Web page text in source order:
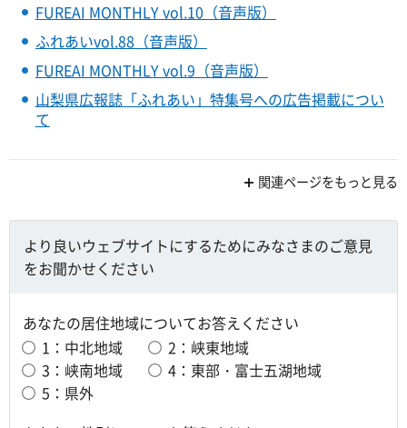
FUREAI MONTHLY vol.10（音声版）
ふれあいvol.88（音声版）
FUREAI MONTHLY vol.9（音声版）
山梨県広報誌「ふれあい」特集号への広告掲載につい
て
関連ページをもっと見る
より良いウェブサイトにするためにみなさまのご意見
をお聞かせください
あなたの居住地域についてお答えください
1：中北地域
2：峡東地域
3：峡南地域
4：東部・富士五湖地域
5：県外